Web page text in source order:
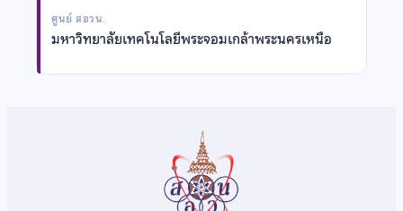
ศูนย์ สอวน.
มหาวิทยาลัยเทคโนโลยีพระจอมเกล้าพระนครเหนือ